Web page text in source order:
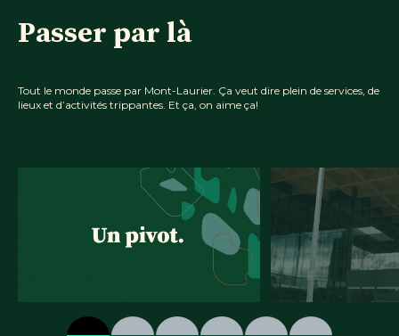
Passer par là
Tout le monde passe par Mont-Laurier. Ça veut dire plein de services, de
lieux et d’activités trippantes. Et ça, on aime ça!